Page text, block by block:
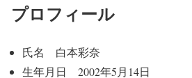
プロフィール
氏名 白本彩奈
生年月日 2002年5月14日